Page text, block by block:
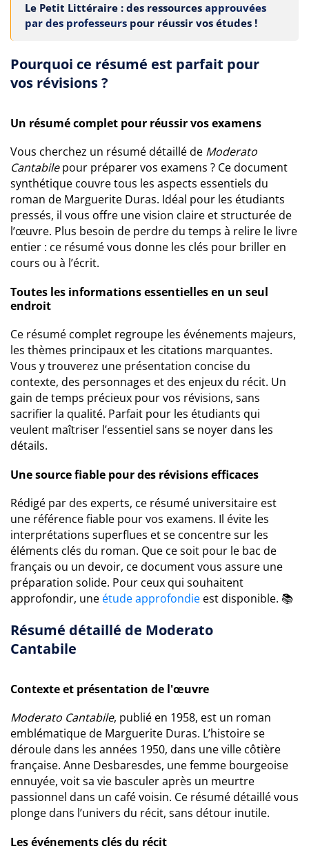
Le Petit Littéraire : des ressources approuvées
par des professeurs pour réussir vos études !
Pourquoi ce résumé est parfait pour
vos révisions ?
Un résumé complet pour réussir vos examens
Vous cherchez un résumé détaillé de Moderato
Cantabilepour préparer vos examens ? Ce document
synthétique couvre tous les aspects essentiels du
roman de Marguerite Duras. Idéal pour les étudiants
pressés, il vous offre une vision claire et structurée de
l’œuvre. Plus besoin de perdre du temps à relire le livre
entier : ce résumé vous donne les clés pour briller en
cours ou à l’écrit.
Toutes les informations essentielles en un seul
endroit
Ce résumé complet regroupe les événements majeurs,
les thèmes principaux et les citations marquantes.
Vous y trouverez une présentation concise du
contexte, des personnages et des enjeux du récit. Un
gain de temps précieux pour vos révisions, sans
sacrifier la qualité. Parfait pour les étudiants qui
veulent maîtriser l’essentiel sans se noyer dans les
détails.
Une source fiable pour des révisions efficaces
Rédigé par des experts, ce résumé universitaire est
une référence fiable pour vos examens. Il évite les
interprétations superflues et se concentre sur les
éléments clés du roman. Que ce soit pour le bac de
français ou un devoir, ce document vous assure une
préparation solide. Pour ceux qui souhaitent
approfondir, une étude approfondie est disponible. 📚
Résumé détaillé de Moderato
Cantabile
Contexte et présentation de l'œuvre
Moderato Cantabile, publié en 1958, est un roman
emblématique de Marguerite Duras. L’histoire se
déroule dans les années 1950, dans une ville côtière
française. Anne Desbaresdes, une femme bourgeoise
ennuyée, voit sa vie basculer après un meurtre
passionnel dans un café voisin. Ce résumé détaillé vous
plonge dans l’univers du récit, sans détour inutile.
Les événements clés du récit